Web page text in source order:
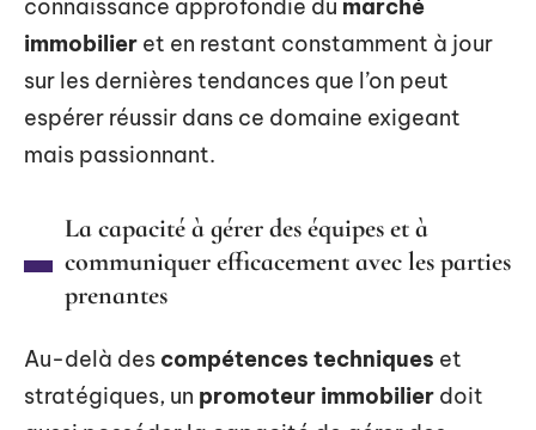
connaissance approfondie du marché
immobilier et en restant constamment à jour
sur les dernières tendances que l’on peut
espérer réussir dans ce domaine exigeant
mais passionnant.
La capacité à gérer des équipes et à
communiquer efficacement avec les parties
prenantes
Au-delà des compétences techniques et
stratégiques, un promoteur immobilier doit